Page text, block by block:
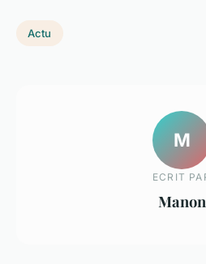
Actu
M
ECRIT
Manon